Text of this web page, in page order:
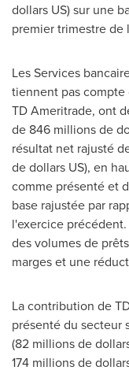
dollars US) sur une
premier trimestre
Les Services
tiennent pas
TD Ameritrade, ont
de 846 millions de
résultat net rajusté
de dollars US), en
comme présenté et
base rajustée par
l'exercice
des volumes de
marges et une
La contribution de
présenté du secteur
(82 millions de
174 millions de